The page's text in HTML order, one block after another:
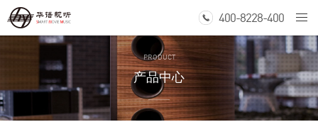
400-8228-400
PRODUCT
产品中心